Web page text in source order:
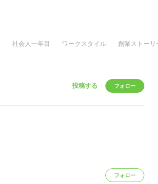
社会人一年目 ワークスタイル 創業ストーリ
投稿する フォロー
フォロー